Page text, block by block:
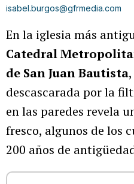
isabel.burgos@gfrmedia.com
En la iglesia más
Catedral
de San Juan Bautista
descascarada por la
en las paredes revela
fresco, algunos de los
200 años de